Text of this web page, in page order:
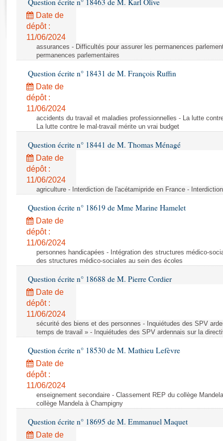
Rapports d'enquête
Rapports législatifs
Rapports sur l'application des lois
Baromètre de l’application des lois
Budget et sécurité sociale
Questions écrites et orales
Comptes rendus des débats
Question écrite n° 18463 de M. Karl Olive
Date de
dépôt :
11/06/2024
assurances - Difficultés pour assurer les permanences
permanences parlementaires
Question écrite n° 18431 de M. François Ruffin
Date de
dépôt :
11/06/2024
accidents du travail et maladies professionnelles - La lutte
La lutte contre le mal-travail mérite un vrai budget
Question écrite n° 18441 de M. Thomas Ménagé
Date de
dépôt :
11/06/2024
agriculture - Interdiction de l'acétamipride en France -
Question écrite n° 18619 de Mme Marine Hamelet
Date de
dépôt :
11/06/2024
personnes handicapées - Intégration des structures médico-
des structures médico-sociales au sein des écoles
Question écrite n° 18688 de M. Pierre Cordier
Date de
dépôt :
11/06/2024
sécurité des biens et des personnes - Inquiétudes des SPV
temps de travail » - Inquiétudes des SPV ardennais sur la
Question écrite n° 18530 de M. Mathieu Lefèvre
Date de
dépôt :
11/06/2024
enseignement secondaire - Classement REP du collège
collège Mandela à Champigny
Question écrite n° 18695 de M. Emmanuel Maquet
Date de